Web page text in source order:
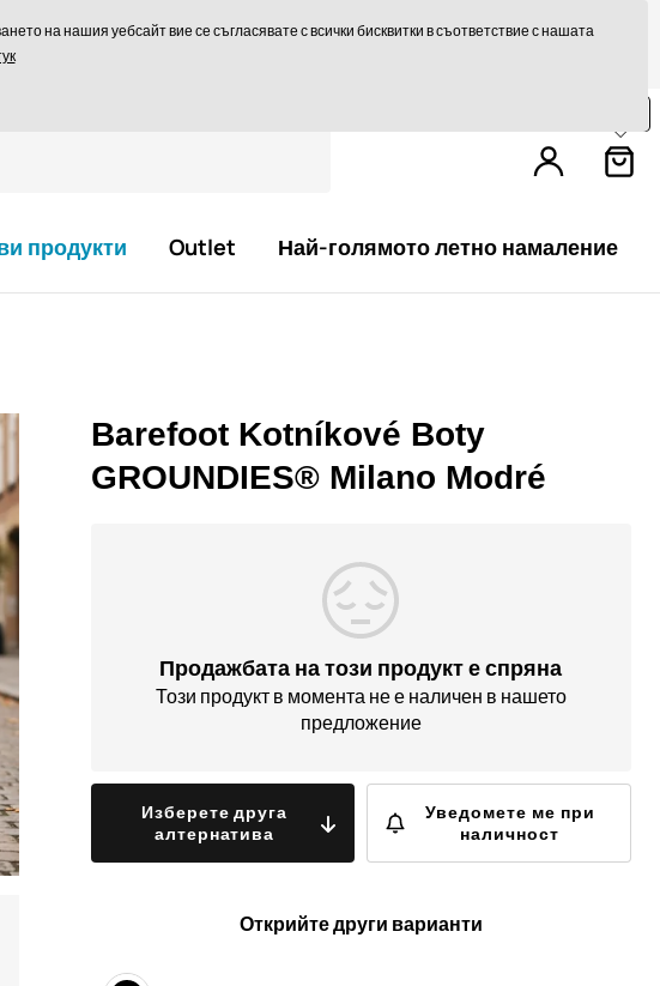
в рамките на 14 дни
Бърза доставка над 293,75 лв БЕЗПЛАТНО
продукти Outlet Най-голямото летно намаление
Barefoot Kotníkové Boty
GROUNDIES® Milano Modré
Продажбата на този продукт е спряна
Този продукт в момента не е наличен в нашето
предложение
Изберете друга
алтернатива
Уведомете ме при
наличност
Открийте други варианти
на нашия уебсайт вие се съгласявате с всички бисквитки в съответствие с нашата